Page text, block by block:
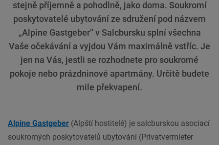
stejně příjemně a pohodlně, jako doma. Soukromí
poskytovatelé ubytování ze sdružení pod názvem
„Alpine Gastgeber“ v Salcbursku splní všechna
Vaše očekávání a vyjdou Vám maximálně vstříc. Je
jen na Vás, jestli se rozhodnete pro soukromé
pokoje nebo prázdninové apartmány. Určitě budete
mile překvapení.
Alpine Gastgeber (Alpští hostitelé) je salcburskou asociací
soukromých poskytovatelů ubytování (Privatvermieter